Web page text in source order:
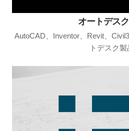
オートデス
AutoCAD、Inventor、Revit、
トデスク製